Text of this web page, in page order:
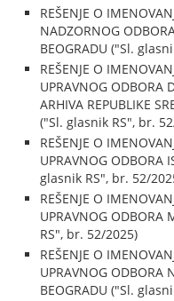
REŠENJE O
NADZORNOG
BEOGRADU ("Sl.
REŠENJE O
UPRAVNOG ODBORA
ARHIVA REPUBLIKE
("Sl. glasnik RS", br.
REŠENJE O
UPRAVNOG ODBORA
glasnik RS", br. 52/
REŠENJE O
UPRAVNOG ODBORA
RS", br. 52/2025)
REŠENJE O
UPRAVNOG ODBORA
BEOGRADU ("Sl.